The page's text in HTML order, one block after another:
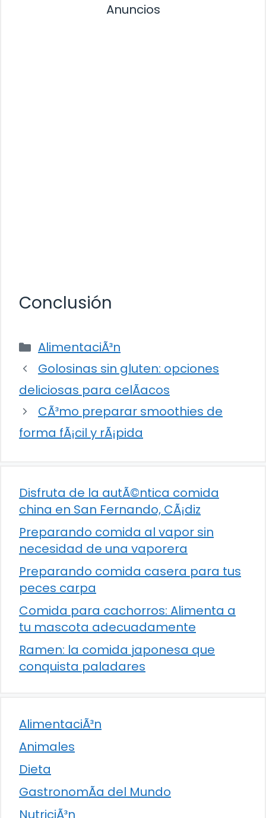
Anuncios
Conclusión
Categorías
AlimentaciÃ³n
Golosinas sin gluten: opciones
deliciosas para celÃ­acos
CÃ³mo preparar smoothies de
forma fÃ¡cil y rÃ¡pida
Disfruta de la autÃ©ntica comida
china en San Fernando, CÃ¡diz
Preparando comida al vapor sin
necesidad de una vaporera
Preparando comida casera para tus
peces carpa
Comida para cachorros: Alimenta a
tu mascota adecuadamente
Ramen: la comida japonesa que
conquista paladares
AlimentaciÃ³n
Animales
Dieta
GastronomÃ­a del Mundo
NutriciÃ³n